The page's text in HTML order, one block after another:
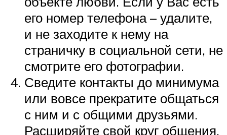
его номер телефона – удалите,
и не заходите к нему на
страничку в социальной сети, не
смотрите его фотографии.
Сведите контакты до минимума
или вовсе прекратите общаться
с ним и с общими друзьями.
Расширяйте свой круг общения,